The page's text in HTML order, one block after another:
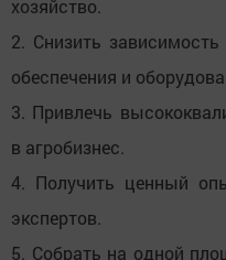
хозяйство.
2. Снизить
обеспечения и
3. Привлечь
в агробизнес.
4. Получить ценный
экспертов.
5. Собрать на одной